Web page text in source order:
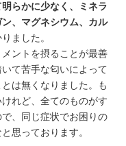
らかに少なく、ミネラ
、マグネシウム、カル
ました。
ントを摂ることが最善
て苦手な匂いによって
は無くなりました。も
れど、全てのものがす
、同じ症状でお困りの
思っております。